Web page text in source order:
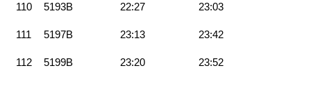
110 5193B 22:27 23:03
111 5197B 23:13 23:42
112 5199B 23:20 23:52